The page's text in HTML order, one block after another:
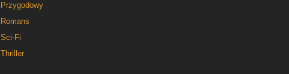
Przygodowy
Romans
Sci-Fi
Thriller